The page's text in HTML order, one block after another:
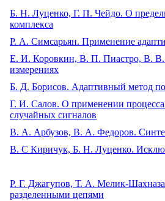
Б. Н. Луценко, Г. П. Чейдо. О
комплекса
Р. А. Симсарьян. Применение
Е. И. Коровкин, В. П. Пиастро, В. В.
измерениях
Б. Д. Борисов. Адаптивный метод
Г. И. Салов. О применении процесса
случайных сигналов
В. А. Арбузов, В. А. Федоров.
В. С Киричук, Б. Н. Луценко.
Р. Г. Джагупов, Т. А. Мелик-
разделенными цепями